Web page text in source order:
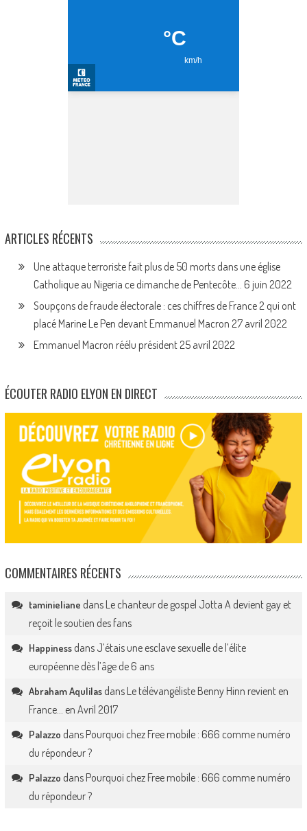
ARTICLES RÉCENTS
Une attaque terroriste fait plus de 50 morts dans une église
Catholique au Nigeria ce dimanche de Pentecôte…
6 juin 2022
Soupçons de fraude électorale : ces chiffres de France 2 qui ont
placé Marine Le Pen devant Emmanuel Macron 27 avril 2022
Emmanuel Macron réélu président 25 avril 2022
ÉCOUTER RADIO ELYON EN DIRECT
COMMENTAIRES RÉCENTS
taminieliane dans Le chanteur de gospel Jotta A devient gay et
reçoit le soutien des fans
Happinessdans J’étais une esclave sexuelle de l’élite
européenne dès l’âge de 6 ans
Abraham Aqulilasdans Le télévangéliste Benny Hinn revient en
France… en Avril 2017
Palazzo dans Pourquoi chez Free mobile : 666 comme numéro
du répondeur ?
Palazzo dans Pourquoi chez Free mobile : 666 comme numéro
du répondeur ?